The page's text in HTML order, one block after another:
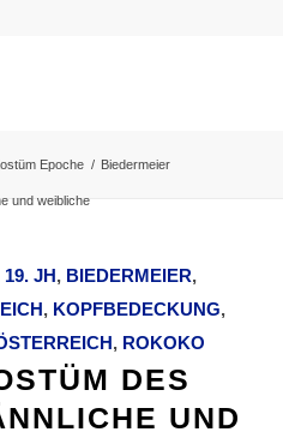
Epoche / Biedermeier
und weibliche
19. JH, BIEDERMEIER,
, KOPFBEDECKUNG,
, ROKOKO
DES
UND